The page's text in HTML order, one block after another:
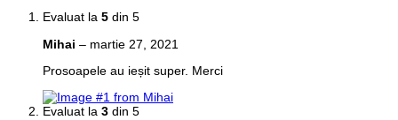
Evaluat la 5 din 5
Mihai – martie 27, 2021
Prosoapele au ieșit super. Merci
Evaluat la 3 din 5